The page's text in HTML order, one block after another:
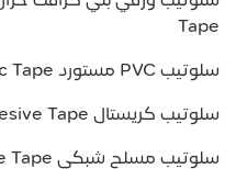
Tape
سلوتيب PVC مستورد Pvc Tape
سلوتيب كريستال Crystal Adhesive Tape
سلوتيب مسلح شبكي Reticulum Adhesive Tape